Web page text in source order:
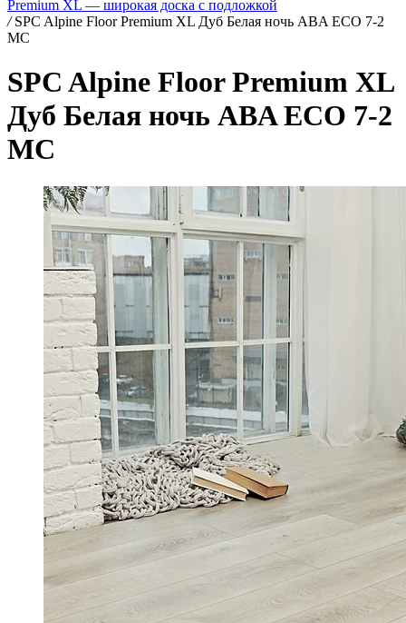
Premium XL — широкая доска с подложкой
/ SPC Alpine Floor Premium XL Дуб Белая ночь ABA ECO 7-2
MC
SPC Alpine Floor Premium XL
Дуб Белая ночь ABA ECO 7-2
MC